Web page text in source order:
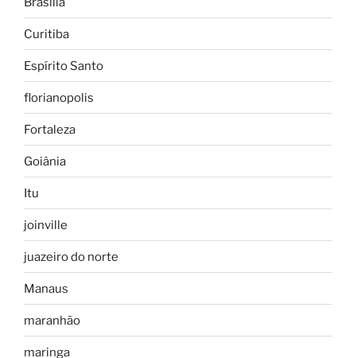
Curitiba
Espírito Santo
florianopolis
Fortaleza
Goiânia
Itu
joinville
juazeiro do norte
Manaus
maranhão
maringa